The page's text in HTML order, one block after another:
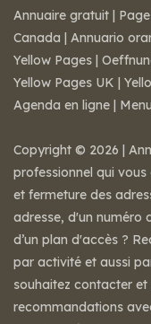
Annuaire gratuit |
Canada | Annuario
Yellow Pages |
Yellow Pages UK |
Agenda en ligne |
Copyright © 2026 |
professionnel qui vous
et fermeture des
adresse, d'un numéro
d’un plan d'accès ?
par activité et aussi
souhaitez contacter
recommandations